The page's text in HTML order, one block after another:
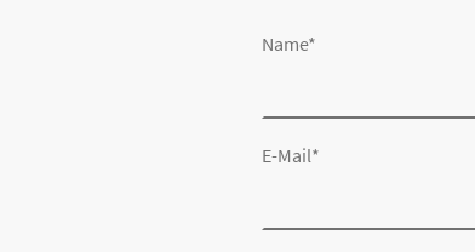
Name*
E-Mail*